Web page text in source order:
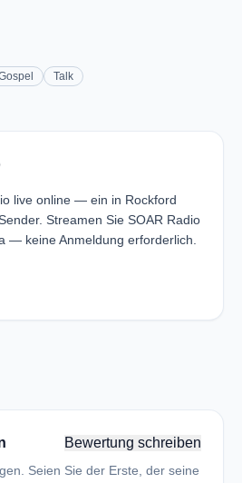
Talk
live online — ein in Rockford
Streamen Sie SOAR Radio
— keine Anmeldung erforderlich.
Bewertung schreiben
Seien Sie der Erste, der seine